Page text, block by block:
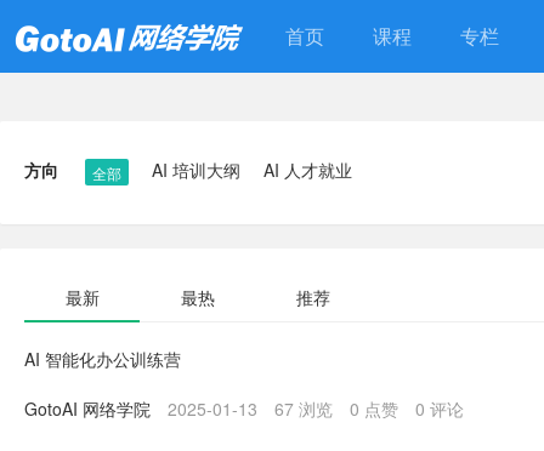
首页 课程 专栏
方向 全部 AI 培训大纲 AI 人才就业
最新 最热 推荐
AI 智能化办公训练营
GotoAI 网络学院 2025-01-13 67 浏览 0 点赞 0 评论